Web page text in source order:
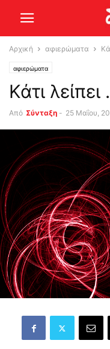
Αρχική αφιερώματα
αφιερώματα
Κάτι
Από Σύνταξη - 25 Μαΐου,